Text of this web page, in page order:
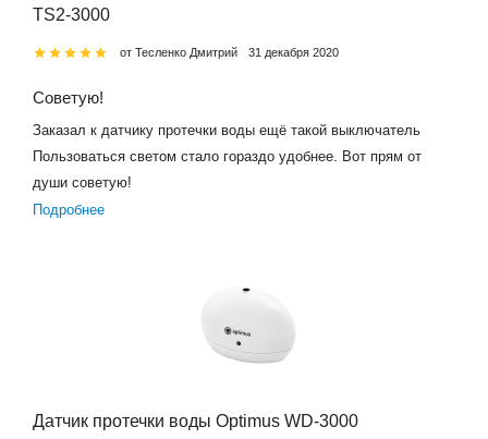
TS2-3000
от Тесленко Дмитрий 31 декабря 2020
Советую!
Заказал к датчику протечки воды ещё такой выключатель
Пользоваться светом стало гораздо удобнее. Вот прям от
души советую!
Подробнее
Датчик протечки воды Optimus WD-3000